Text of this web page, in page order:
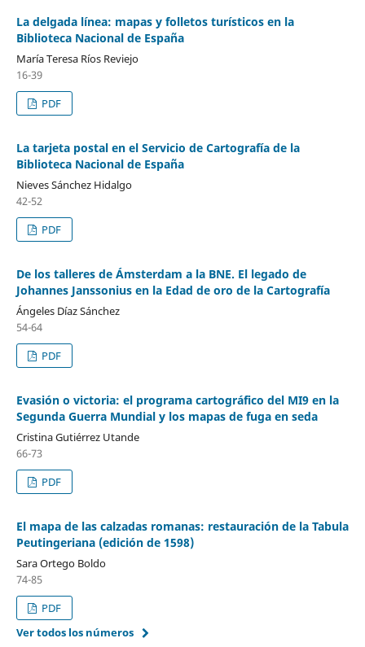
La delgada línea: mapas y folletos turísticos en la
Biblioteca Nacional de España
María Teresa Ríos Reviejo
16-39
PDF
La tarjeta postal en el Servicio de Cartografía de la
Biblioteca Nacional de España
Nieves Sánchez Hidalgo
42-52
PDF
De los talleres de Ámsterdam a la BNE. El legado de
Johannes Janssonius en la Edad de oro de la Cartografía
Ángeles Díaz Sánchez
54-64
PDF
Evasión o victoria: el programa cartográfico del MI9 en la
Segunda Guerra Mundial y los mapas de fuga en seda
Cristina Gutiérrez Utande
66-73
PDF
El mapa de las calzadas romanas: restauración de la Tabula
Peutingeriana (edición de 1598)
Sara Ortego Boldo
74-85
PDF
Ver todos los números